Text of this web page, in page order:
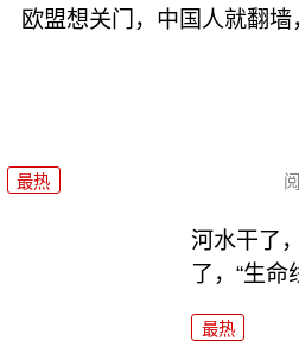
欧盟想关门，中国人就翻
最热
河水干了
了，“生命
最热